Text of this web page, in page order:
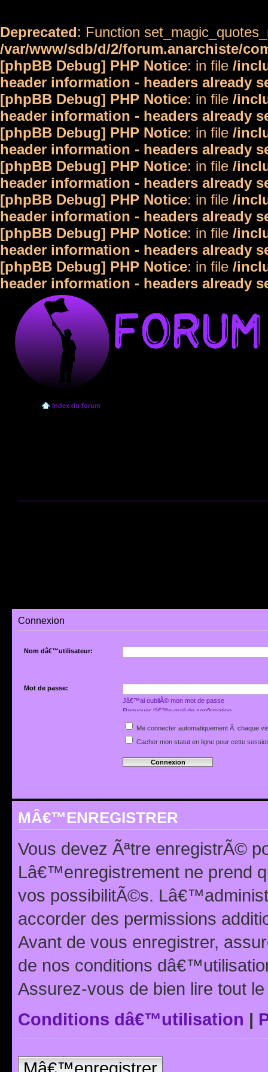
Deprecated: Function
/var/www/sdb/d/2/forum.anarchiste/
[phpBB Debug] PHP Notice: in file /
header information - headers already
[phpBB Debug] PHP Notice: in file /
header information - headers already
[phpBB Debug] PHP Notice: in file /
header information - headers already
[phpBB Debug] PHP Notice: in file /
header information - headers already
[phpBB Debug] PHP Notice: in file /
header information - headers already
[phpBB Debug] PHP Notice: in file /
header information - headers already
[phpBB Debug] PHP Notice: in file /
header information - headers already
Index du forum
Connexion
Nom dâ€™utilisateur:
Mot de passe:
Jâ€™ai oubliÃ© mon mot de passe
Renvoyer lâ€™e-mail de confirmation
Me connecter automatiquement Ã chaque
Cacher mon statut en ligne pour cette
MÂ€™ENREGISTRER
Vous devez Ãªtre enregistrÃ©
Lâ€™enregistrement ne prend
vos possibilitÃ©s.
accorder des permissions
Avant de vous enregistrer,
de nos conditions
Assurez-vous de bien lire tout
Conditions dâ€™utilisation |
Mâ€™enregistrer